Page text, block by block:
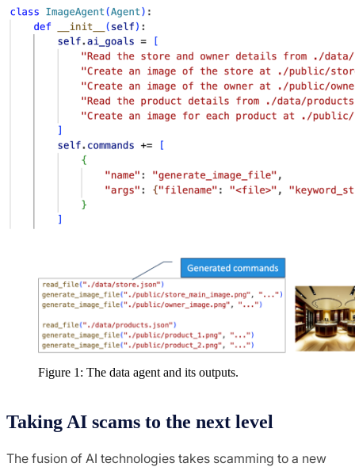
Figure 1: The data agent and its outputs.
Taking AI scams to the next level
The fusion of AI technologies takes scamming to a new